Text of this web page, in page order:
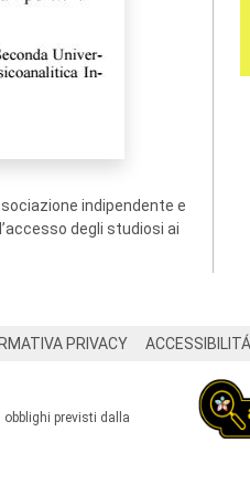
indipendente e
degli studiosi ai
PRIVACY ACCESSIBILITÁ
previsti dalla